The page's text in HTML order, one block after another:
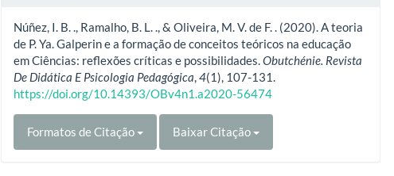
Núñez, I. B. ., Ramalho, B. L. ., & Oliveira, M. V. de F. . (2020). A teoria
de P. Ya. Galperin e a formação de conceitos teóricos na educação
em Ciências: reflexões críticas e possibilidades.Obutchénie. Revista
De Didática E Psicologia Pedagógica ,4(1), 107-131.
https://doi.org/10.14393/OBv4n1.a2020-56474
Formatos de Citação Baixar Citação